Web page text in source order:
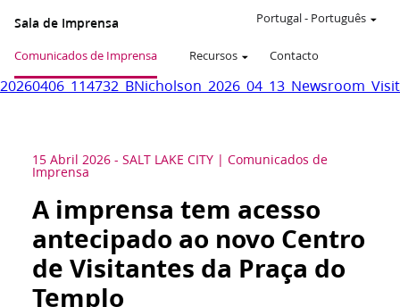
Sala de Imprensa
Comunicados de Imprensa Recursos Contacto
Portugal- Português
15 Abril 2026 - SALT LAKE CITY Comunicados de
Imprensa
A imprensa tem acesso
antecipado ao novo Centro
de Visitantes da Praça do
Templo